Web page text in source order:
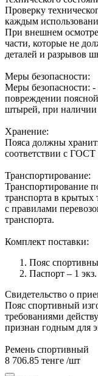
Проверку
каждым
При внешнем
части, которые не
деталей и разрывов
Меры безопасности:
Меры безопасности: -
повреждении
штырей, при
Хранение:
Пояса должны
соответствии с ГОСТ
Транспортирование:
Транспортирование
транспорта в крытых
с правилами
транспорта.
Комплект поставки:
Пояс
Паспорт – 1 экз.
Свидетельство о
Пояс спортивный
требованиями
признан годным для
Ремень спортивный
8 706.85 тенге /шт